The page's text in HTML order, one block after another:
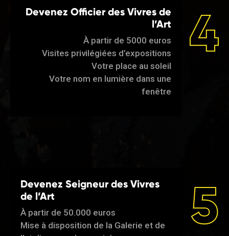
Devenez Officier des Vivres de
l’Art
À partir de 5000 euros
Visites privilégiées d’expositions
Votre place au soleil
Votre nom en lumière dans une
fenêtre
4
Devenez Seigneur des Vivres
de l’Art
À partir de 50.000 euros
Mise à disposition de la Galerie et de
5